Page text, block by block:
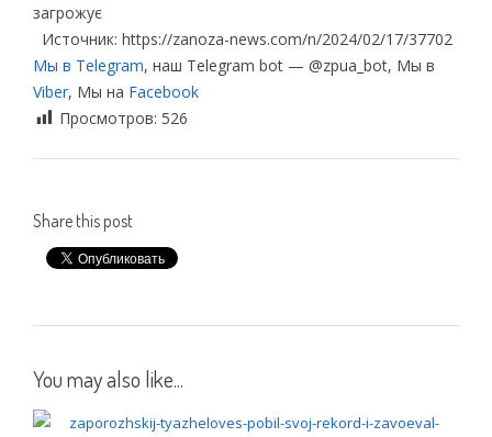
загрожує
Источник: https://zanoza-news.com/n/2024/02/17/37702
Мы в Telegram, наш Telegram bot — @zpua_bot, Мы в
Viber, Мы на Facebook
Просмотров: 526
Share this post
You may also like...